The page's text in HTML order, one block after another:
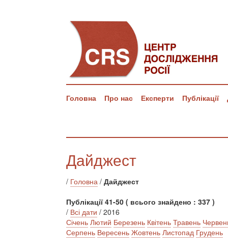
Головна Про нас Експерти Публікації
Дайджест
/ Головна / Дайджест
Публікації 41-50 ( всього знайдено : 337 )
/ Всі дати / 2016
Січень Лютий Березень Квітень Травень
Серпень Вересень Жовтень Листопад Грудень